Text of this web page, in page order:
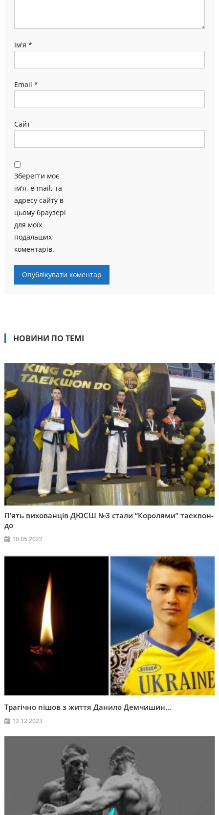
Ім'я *
Email *
Сайт
Зберегти моє
ім'я, e-mail, та
адресу сайту в
цьому браузері
для моїх
подальших
коментарів.
НОВИНИ ПО ТЕМІ
П’ять вихованців ДЮСШ №3 стали “Королями” таеквон-
до
10.05.2022
Трагічно пішов з життя Данило Демчишин…
12.12.2023